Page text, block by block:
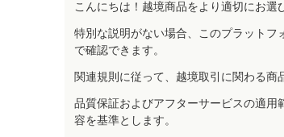
こんにちは！越境商品をより適切にお選
特別な説明がない場合、このプラット
で確認できます。
関連規則に従って、越境取引に関わる商
品質保証およびアフターサービスの適
容を基準とします。